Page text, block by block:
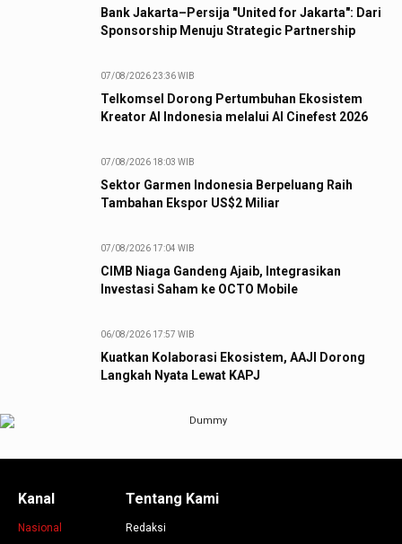
Bank Jakarta–Persija "United for Jakarta": Dari
Sponsorship Menuju Strategic Partnership
07/08/2026 23:36 WIB
Telkomsel Dorong Pertumbuhan Ekosistem
Kreator AI Indonesia melalui AI Cinefest 2026
07/08/2026 18:03 WIB
Sektor Garmen Indonesia Berpeluang Raih
Tambahan Ekspor US$2 Miliar
07/08/2026 17:04 WIB
CIMB Niaga Gandeng Ajaib, Integrasikan
Investasi Saham ke OCTO Mobile
06/08/2026 17:57 WIB
Kuatkan Kolaborasi Ekosistem, AAJI Dorong
Langkah Nyata Lewat KAPJ
Kanal
Nasional
Tentang Kami
Redaksi